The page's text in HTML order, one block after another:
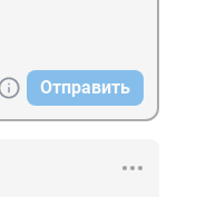
Отправить